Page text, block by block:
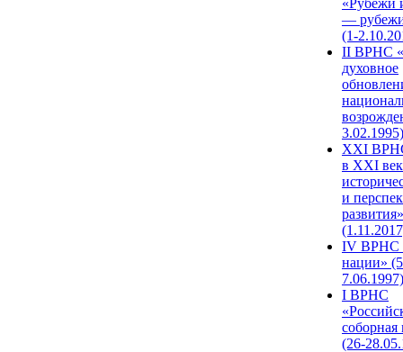
«Рубежи
—
(1-
II ВРНС
духовное
3.02.1995)
XХI
в XXI
и
развития»
IV ВРНС
нации»
7.06.1997)
I ВРНС
(26-